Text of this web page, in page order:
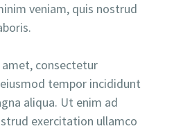
veniam, quis nostrud
consectetur
tempor incididunt
aliqua. Ut enim ad
exercitation ullamco